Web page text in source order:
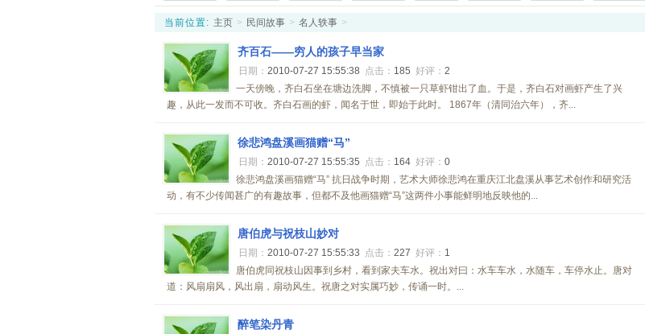
当前位置: 主页 > 民间故事 > 名人轶事 >
齐百石——穷人的孩子早当家
日期： 2010-07-27 15:55:38 点击： 185 好评： 2
一天傍晚，齐白石坐在塘边洗脚，不慎被一只草虾钳出了血。于是，齐白石对画虾产生了兴
趣，从此一发而不可收。齐白石画的虾，闻名于世，即始于此时。 1867年（清同治六年），齐...
徐悲鸿盘溪画猫赠“马”
日期： 2010-07-27 15:55:35 点击： 164 好评： 0
徐悲鸿盘溪画猫赠“马” 抗日战争时期，艺术大师徐悲鸿在重庆江北盘溪从事艺术创作和研究活
动，有不少传闻甚广的有趣故事，但都不及他画猫赠“马”这两件小事能鲜明地反映他的...
唐伯虎与祝枝山妙对
日期： 2010-07-27 15:55:33 点击： 227 好评： 1
唐伯虎同祝枝山因事到乡村，看到家夫车水。祝出对曰：水车车水，水随车，车停水止。唐对
道：风扇扇风，风出扇，扇动风生。祝唐之对实属巧妙，传诵一时。...
醉笔染丹青